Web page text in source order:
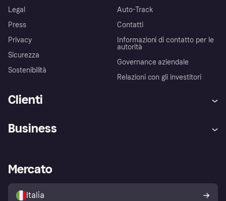
Legal
Press
Privacy
Sicurezza
Sostenibilità
Auto-Track
Contatti
Informazioni di contatto per le
autorità
Governance aziendale
Relazioni con gli investitori
Clienti
Assistenza
Esplora i negozi
Politica di protezione
dell'acquirente Klarna
Business
Accesso aziende
Mercato
Italia